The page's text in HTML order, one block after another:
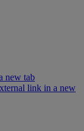
new tab
link in a new